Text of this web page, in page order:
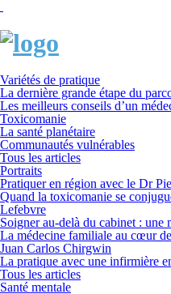
Variétés de pratique
La dernière grande étape du
Les meilleurs conseils d’un
Toxicomanie
La santé planétaire
Communautés vulnérables
Tous les articles
Portraits
Pratiquer en région avec le Dr
Quand la toxicomanie se
Lefebvre
Soigner au-delà du cabinet : une
La médecine familiale au cœur
Juan Carlos Chirgwin
La pratique avec une infirmière
Tous les articles
Santé mentale